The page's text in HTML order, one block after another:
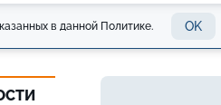
в данной Политике. OK